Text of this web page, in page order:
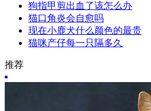
狗指甲剪出血了该怎么办
猫口角炎会自愈吗
现在小鹿犬什么颜色的最贵
猫咪产仔每一只隔多久
推荐